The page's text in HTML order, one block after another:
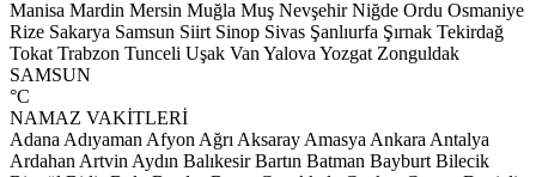
Manisa Mardin Mersin Muğla Muş Nevşehir Niğde Ordu Osmaniye
Rize Sakarya Samsun Siirt Sinop Sivas Şanlıurfa Şırnak Tekirdağ
Tokat Trabzon Tunceli Uşak VanYalovaYozgat Zonguldak
SAMSUN
°C
NAMAZ VAKİTLERİ
AdanaAdıyamanAfyonAğrıAksarayAmasyaAnkaraAntalya
ArdahanArtvinAydın Balıkesir Bartın Batman Bayburt Bilecik